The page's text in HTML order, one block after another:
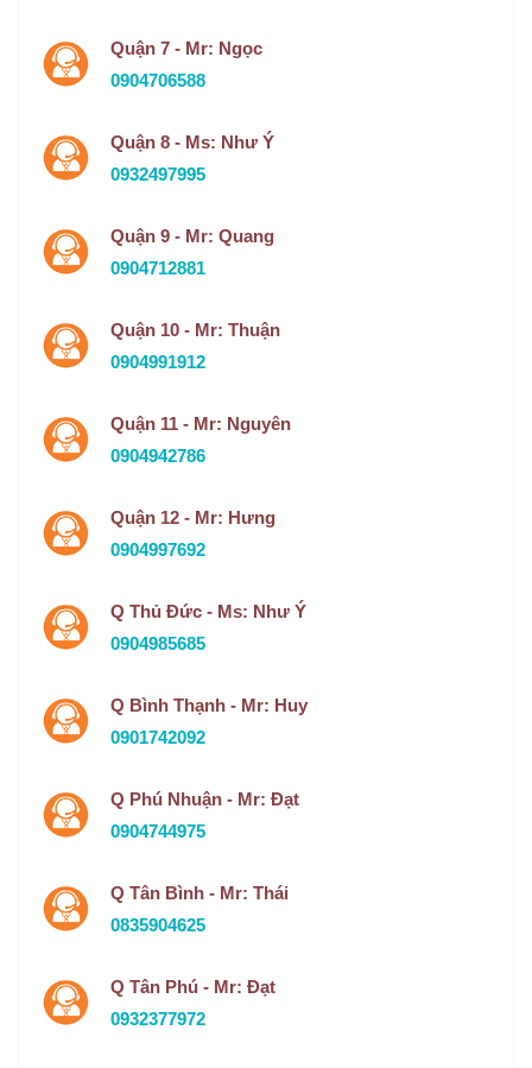
Quận 7 - Mr: Ngọc
0904706588
Quận 8 - Ms: Như Ý
0932497995
Quận 9 - Mr: Quang
0904712881
Quận 10 - Mr: Thuận
0904991912
Quận 11 - Mr: Nguyên
0904942786
Quận 12 - Mr: Hưng
0904997692
Q Thủ Đức - Ms: Như Ý
0904985685
Q Bình Thạnh - Mr: Huy
0901742092
Q Phú Nhuận - Mr: Đạt
0904744975
Q Tân Bình - Mr: Thái
0835904625
Q Tân Phú - Mr: Đạt
0932377972